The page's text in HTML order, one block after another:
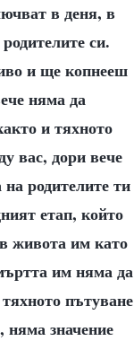
в деня, в
си.
и ще копнееш
няма да
и тяхното
вас, дори вече
родителите ти
етап, който
живота им като
им няма да
пътуване
няма значение